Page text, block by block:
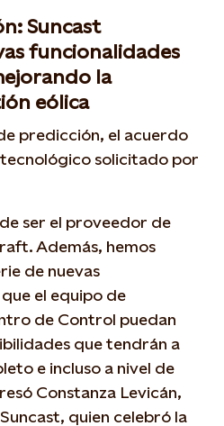
Suncast
funcionalidades
la
eólica
predicción, el acuerdo
solicitado por
ser el proveedor de
Además, hemos
de nuevas
el equipo de
de Control puedan
que tendrán a
e incluso a nivel de
Constanza Levicán,
quien celebró la